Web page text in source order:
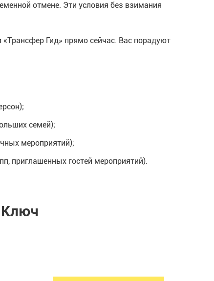
отмене. Эти условия без взимания
Гид» прямо сейчас. Вас порадуют
семей);
мероприятий);
приглашенных гостей мероприятий).
Ключ